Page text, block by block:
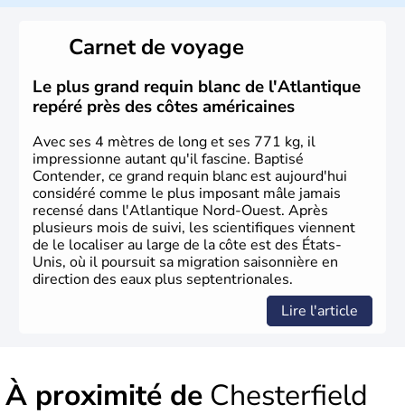
Plusieurs populations se sont succédées avant l'arrivée
des européens, suite à la découverte du continent par
Christophe Colomb en 1492. Les 13 colonies
britanniques proclament la Déclaration d'indépendance
en 1776 et adoptent leur première constitution en 1787.
La conquête de l'Ouest marque ensuite l'entrée dans une
phase de développement intense.
Carnet de voyage
Le plus grand requin blanc de l'Atlantique
repéré près des côtes américaines
Avec ses 4 mètres de long et ses 771 kg, il
impressionne autant qu'il fascine. Baptisé
Contender, ce grand requin blanc est aujourd'hui
considéré comme le plus imposant mâle jamais
recensé dans l'Atlantique Nord-Ouest. Après
plusieurs mois de suivi, les scientifiques viennent
de le localiser au large de la côte est des États-
Unis, où il poursuit sa migration saisonnière en
direction des eaux plus septentrionales.
Lire l'article
À proximité de Chesterfield